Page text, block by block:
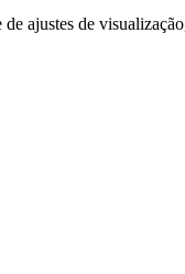
ajustes de